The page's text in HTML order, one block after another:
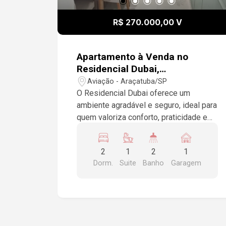
R$ 270.000,00 V
Apartamento à Venda no
Residencial Dubai,
Araçatuba/SP
Aviação - Araçatuba/SP
O Residencial Dubai oferece um
ambiente agradável e seguro, ideal para
quem valoriza conforto, praticidade e
planejados tornam este apartamento
perfeito para casais, pequenas famílias
ou profissionais que desejam morar
2
Dorm.
1
Suite
2
Banho
1
Garagem